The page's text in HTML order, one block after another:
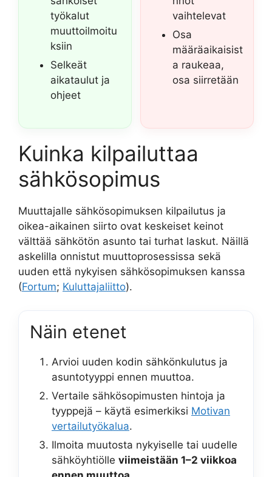
työkalut
muuttoilmoitu
ksiin
Selkeät
aikataulut ja
ohjeet
vaihtelevat
Osa
määräaikaisist
a raukeaa,
osa siirretään
Kuinka kilpailuttaa
sähkösopimus
Muuttajalle sähkösopimuksen kilpailutus ja
oikea-aikainen siirto ovat keskeiset keinot
välttää sähkötön asunto tai turhat laskut. Näillä
askelilla onnistut muuttoprosessissa sekä
uuden että nykyisen sähkösopimuksen kanssa
(Fortum; Kuluttajaliitto).
Näin etenet
Arvioi uuden kodin sähkönkulutus ja
asuntotyyppi ennen muuttoa.
Vertaile sähkösopimusten hintoja ja
tyyppejä – käytä esimerkiksi Motivan
vertailutyökalua.
Ilmoita muutosta nykyiselle tai uudelle
sähköyhtiölle viimeistään 1–2 viikkoa